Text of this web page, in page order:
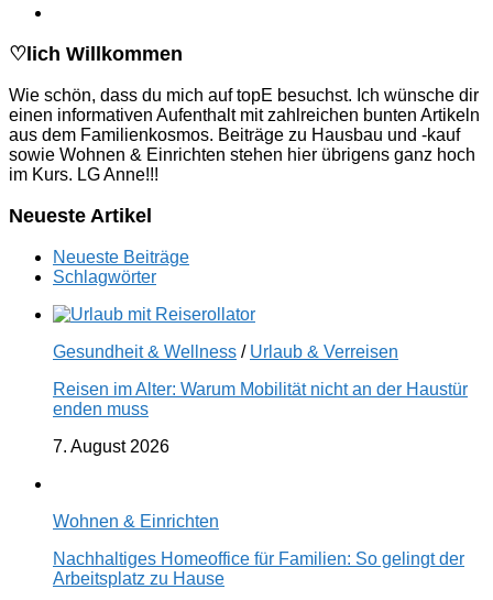
♡lich Willkommen
Wie schön, dass du mich auf topE besuchst. Ich wünsche dir
einen informativen Aufenthalt mit zahlreichen bunten Artikeln
aus dem Familienkosmos. Beiträge zu Hausbau und -kauf
sowie Wohnen & Einrichten stehen hier übrigens ganz hoch
im Kurs. LG Anne!!!
Neueste Artikel
Neueste Beiträge
Schlagwörter
Gesundheit & Wellness / Urlaub & Verreisen
Reisen im Alter: Warum Mobilität nicht an der Haustür
enden muss
7. August 2026
Wohnen & Einrichten
Nachhaltiges Homeoffice für Familien: So gelingt der
Arbeitsplatz zu Hause